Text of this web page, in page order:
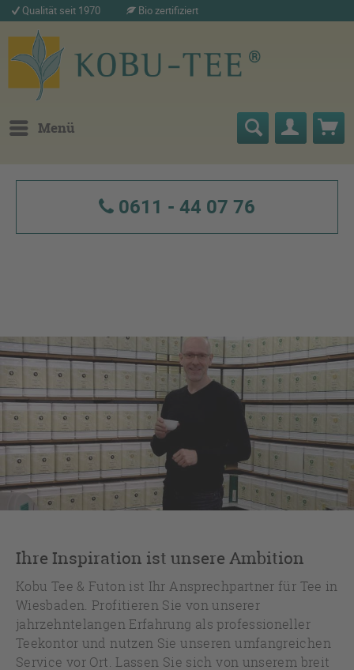
Qualität seit 1970 Bio zertifiziert
Menü
0611 - 44 07 76
Ihre Inspiration ist unsere Ambition
Kobu Tee & Futon ist Ihr Ansprechpartner für Tee in
Wiesbaden. Profitieren Sie von unserer
jahrzehntelangen Erfahrung als professioneller
Teekontor und nutzen Sie unseren umfangreichen
Service vor Ort. Lassen Sie sich von unserem breit